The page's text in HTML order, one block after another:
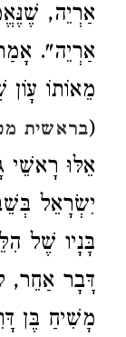
אַרְיֵה,
אַרְיֵה".
מֵאוֹתוֹ
(בראשית
אֵלּוּ רָאשֵׁי
יִשְׂרָאֵל
בָּנָיו שֶׁל
דָּבָר אַחֵר,
מָשִׁיחַ בֶּן